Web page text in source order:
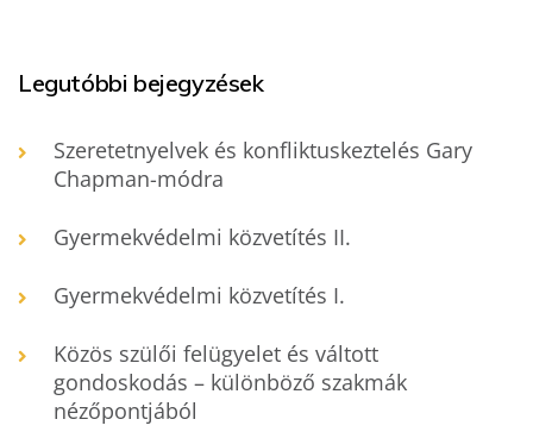
Legutóbbi bejegyzések
Szeretetnyelvek és konfliktuskeztelés Gary
Chapman-módra
Gyermekvédelmi közvetítés II.
Gyermekvédelmi közvetítés I.
Közös szülői felügyelet és váltott
gondoskodás – különböző szakmák
nézőpontjából